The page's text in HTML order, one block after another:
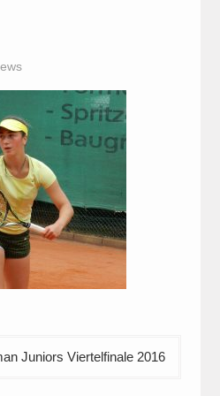
Juniors Viertelfinalе 2016